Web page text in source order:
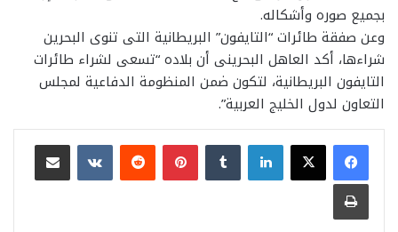
بجميع صوره وأشكاله.
وعن صفقة طائرات “التايفون” البريطانية التى تنوى البحرين
شراءها، أكد العاهل البحرينى أن بلاده “تسعى لشراء طائرات
التايفون البريطانية، لتكون ضمن المنظومة الدفاعية لمجلس
التعاون لدول الخليج العربية”.
لينكدإن بينتيريست
مشاركة عبر البريد
طباعة